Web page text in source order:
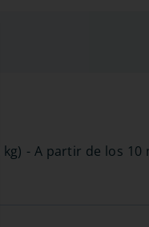
- A partir de los 10